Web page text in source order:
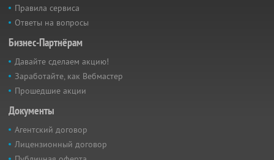
Правила сервиса
Ответы на вопросы
Бизнес-Партнёрам
Давайте сделаем акцию!
Заработайте, как Вебмастер
Прошедшие акции
Документы
Агентский договор
Лицензионный договор